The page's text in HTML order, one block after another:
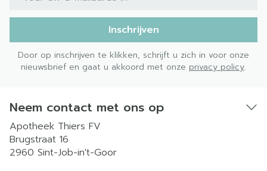
Inschrijven
Door op inschrijven te klikken, schrijft u zich in voor onze
nieuwsbrief en gaat u akkoord met onze privacy policy.
Neem contact met ons op
Apotheek Thiers FV
Brugstraat 16
2960 Sint-Job-in't-Goor